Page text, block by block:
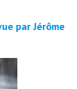
par Jérôme